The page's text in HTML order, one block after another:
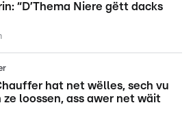
“D’Thema Niere gëtt dacks
hat net wëlles, sech vu
ze loossen, ass awer net wäit